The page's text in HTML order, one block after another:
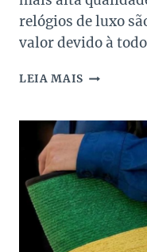
relógios de luxo
valor devido à
LEIA MAIS CONHEÇA
DE
RELÓGIO
NO
MUNDO!